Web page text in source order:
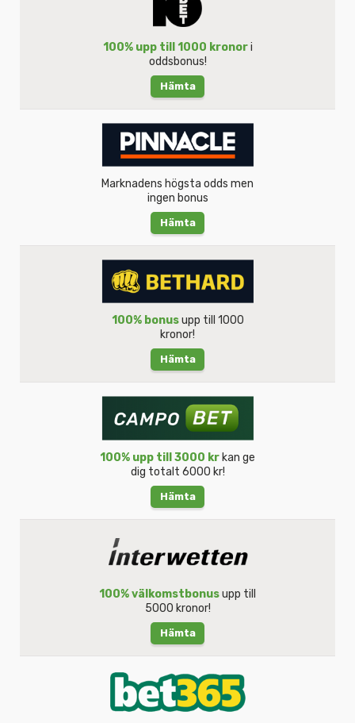
100% upp till 1000 kronori
oddsbonus!
Hämta
Marknadens högsta odds men
ingen bonus
Hämta
100% bonusupp till 1000
kronor!
Hämta
100% upp till 3000 kr kan ge
dig totalt 6000 kr!
Hämta
100% välkomstbonusupp till
5000 kronor!
Hämta